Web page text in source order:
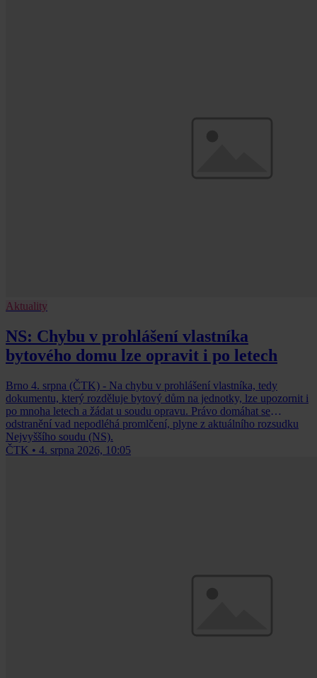
Aktuality
NS: Chybu v prohlášení vlastníka
bytového domu lze opravit i po letech
Brno 4. srpna (ČTK) - Na chybu v prohlášení vlastníka, tedy
dokumentu, který rozděluje bytový dům na jednotky, lze upozornit i
po mnoha letech a žádat u soudu opravu. Právo domáhat se
odstranění vad nepodléhá promlčení, plyne z aktuálního rozsudku
Nejvyššího soudu (NS).
ČTK • 4. srpna 2026, 10:05